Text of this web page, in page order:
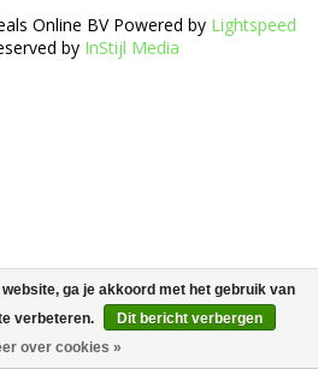
Online BV Powered by Lightspeed
by InStijl Media
ga je akkoord met het gebruik van
verbeteren.
Dit bericht verbergen
over cookies »